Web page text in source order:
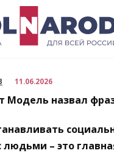
11.06.2026
Модель назвал
людьми – это